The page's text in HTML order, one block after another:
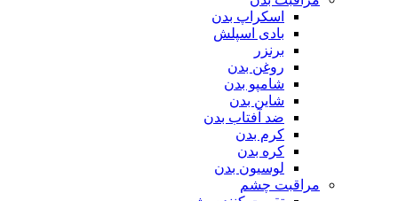
اسکراپ بدن
بادی اسپلش
برنزر
روغن بدن
شامپو بدن
شاین بدن
ضد آفتاب بدن
کرم بدن
کره بدن
لوسیون بدن
مراقبت چشم